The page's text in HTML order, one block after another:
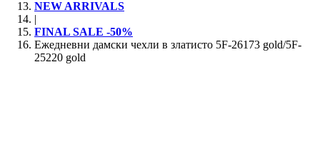
NEW ARRIVALS
|
FINAL SALE -50%
Ежедневни дамски чехли в златисто 5F-26173 gold/5F-
25220 gold